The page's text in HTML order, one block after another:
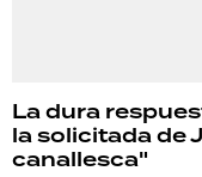
La dura
la solicitada de
canallesca"